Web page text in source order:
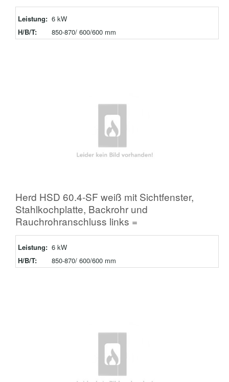
Leistung: 6 kW
H/B/T:
850-870/ 600/600 mm
Herd HSD 60.4-SF weiß mit Sichtfenster,
Stahlkochplatte, Backrohr und
Rauchrohranschluss links =
Leistung: 6 kW
H/B/T:
850-870/ 600/600 mm